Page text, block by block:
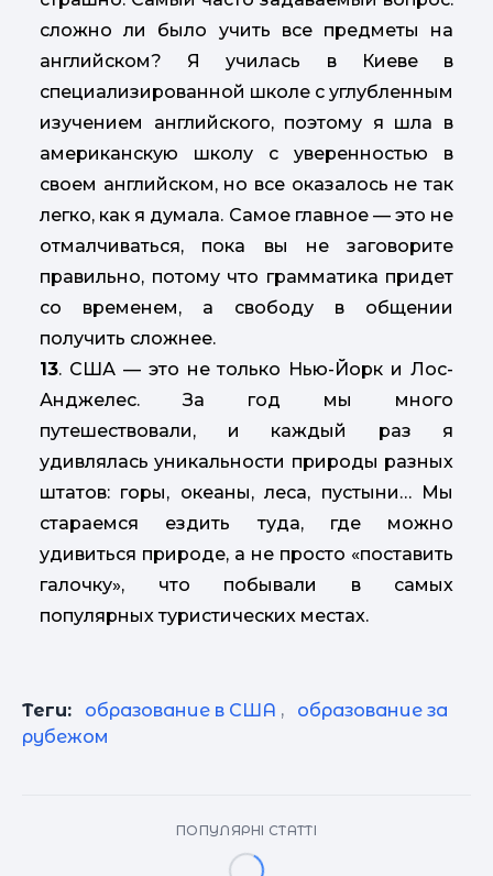
сложно ли было учить все предметы на
английском? Я училась в Киеве в
специализированной школе с углубленным
изучением английского, поэтому я шла в
американскую школу с уверенностью в
своем английском, но все оказалось не так
легко, как я думала. Самое главное — это не
отмалчиваться, пока вы не заговорите
правильно, потому что грамматика придет
со временем, а свободу в общении
получить сложнее.
13. США — это не только Нью-Йорк и Лос-
Анджелес. За год мы много
путешествовали, и каждый раз я
удивлялась уникальности природы разных
штатов: горы, океаны, леса, пустыни… Мы
стараемся ездить туда, где можно
удивиться природе, а не просто «поставить
галочку», что побывали в самых
популярных туристических местах.
Теги: образование в США ,
образование за
рубежом
ПОПУЛЯРНІ СТАТТІ